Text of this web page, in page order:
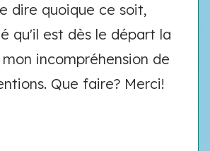
dire quoique ce soit,
qu'il est dès le départ la
incompréhension de
Que faire? Merci!